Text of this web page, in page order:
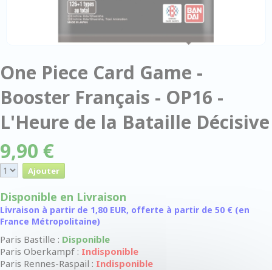
One Piece Card Game -
Booster Français - OP16 -
L'Heure de la Bataille Décisive
9,90 €
Disponible en Livraison
Livraison à partir de 1,80 EUR, offerte à partir de 50 € (en
France Métropolitaine)
Paris Bastille : Disponible
Paris Oberkampf : Indisponible
Paris Rennes-Raspail : Indisponible